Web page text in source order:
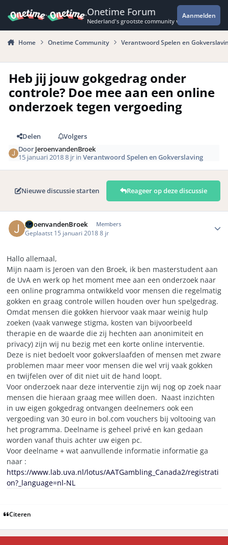
Onetime Forum
Nederland's grootste community voor de
Aanmelden
Home Onetime Community Verantwoord Spelen en
Heb jij jouw gokgedrag onder
controle? Doe mee aan een online
onderzoek tegen vergoeding
Delen
Volgers
DoorJeroenvandenBroek
15 januari 20188 jr inVerantwoord Spelen en Gokverslaving
Nieuwe discussie starten Reageer op deze discussie
JeroenvandenBroek Members
Geplaatst 15 januari 20188 jr
Hallo allemaal,
Mijn naam is Jeroen van den Broek, ik ben masterstudent aan
de UvA en werk op het moment mee aan een onderzoek naar
een online programma ontwikkeld voor mensen die regelmatig
gokken en graag controle willen houden over hun spelgedrag.
Omdat mensen die gokken hiervoor vaak maar weinig hulp
zoeken (vaak vanwege stigma, kosten van bijvoorbeeld
therapie en de waarde die zij hechten aan anonimiteit en
privacy) zijn wij nu bezig met een korte online interventie.
Deze is niet bedoelt voor gokverslaafden of mensen met zware
problemen maar meer voor mensen die wel vrij vaak gokken
en twijfelen over of dit niet uit de hand loopt.
Voor onderzoek naar deze interventie zijn wij nog op zoek naar
mensen die hieraan graag mee willen doen. Naast inzichten
in uw eigen gokgedrag ontvangen deelnemers ook een
vergoeding van 30 euro in bol.com vouchers bij voltooing van
het programma. Deelname is geheel privé en kan gedaan
worden vanaf thuis achter uw eigen pc.
Voor deelname + wat aanvullende informatie informatie ga
naar :
https://www.lab.uva.nl/lotus/AATGambling_Canada2/registrati
on?_language=nl-NL
Citeren